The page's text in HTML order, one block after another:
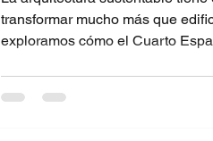
transformar mucho más que
exploramos cómo el Cuarto
resilientes y acelerar la transición